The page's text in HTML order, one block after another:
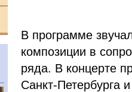
В программе
композиции в
ряда. В концерте
Санкт-Петербурга